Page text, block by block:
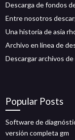
Descarga de fondos
Entre nosotros
Una historia de asia
Archivo en línea de
Descargar archivos
Popular Posts
Software de
versión completa gm